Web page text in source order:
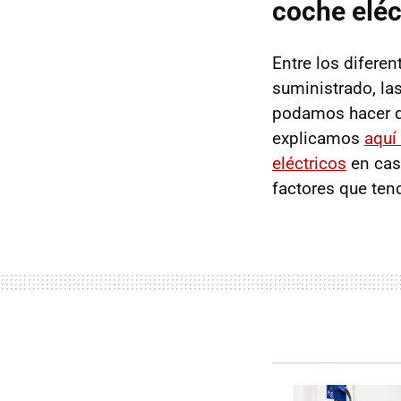
coche
Entre los
suministrado,
podamos hacer
explicamos
eléctricos en
factores que